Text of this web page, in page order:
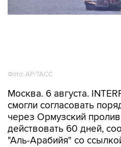
Фото: AP/ТАСС
Москва. 6 августа.
смогли согласовать
через Ормузский
действовать 60 дней,
"Аль-Арабийя" со